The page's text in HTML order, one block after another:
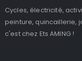
Cycles, électricité,
peinture, quincaillerie,
c'est chez Ets AMING !